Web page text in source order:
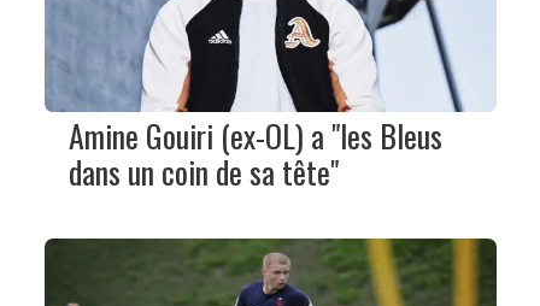
Amine Gouiri (ex-OL) a "les Bleus
dans un coin de sa tête"